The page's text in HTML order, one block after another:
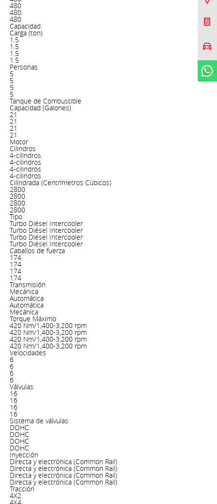
480
480
480
Capacidad
Carga (ton)
1.5
1.5
1.5
1.5
Personas
5
5
5
5
Tanque de Combustible
Capacidad (Galones)
21
21
21
21
Motor
Cilindros
4-cilindros
4-cilindros
4-cilindros
4-cilindros
Cilindrada (Centrímetros Cúbicos)
2800
2800
2800
2800
Tipo
Turbo Diésel Intercooler
Turbo Diésel Intercooler
Turbo Diésel Intercooler
Turbo Diésel Intercooler
Caballos de fuerza
174
174
174
174
Transmisión
Mecánica
Automática
Automática
Mecánica
Torque Máximo
420 Nm/1,400-3,200 rpm
420 Nm/1,400-3,200 rpm
420 Nm/1,400-3,200 rpm
420 Nm/1,400-3,200 rpm
Velocidades
6
6
6
6
Válvulas
16
16
16
16
Sistema de válvulas
DOHC
DOHC
DOHC
DOHC
Inyección
Directa y electrónica (Common Rail)
Directa y electrónica (Common Rail)
Directa y electrónica (Common Rail)
Directa y electrónica (Common Rail)
Tracción
4X2